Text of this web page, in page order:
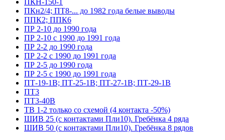
ПКН-150-1
ПКн2/4; ПТ8-... до 1982 года белые выводы
ППК2; ППК6
ПР 2-10 до 1990 года
ПР 2-10 с 1990 до 1991 года
ПР 2-2 до 1990 года
ПР 2-2 с 1990 до 1991 года
ПР 2-5 до 1990 года
ПР 2-5 с 1990 до 1991 года
ПТ-19-1В; ПТ-25-1В; ПТ-27-1В; ПТ-29-1В
ПТ3
ПТ3-40В
ТВ 1-2 только со схемой (4 контакта -50%)
ШИВ 25 (с контактами Пли10). Гребёнка 4 ряда
ШИВ 50 (с контактами Пли10). Гребёнка 8 рядов